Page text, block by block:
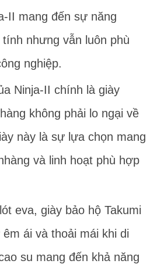
II mang đến sự năng
nhưng vẫn luôn phù
nghiệp.
Ninja-II chính là giày
không phải lo ngại về
này là sự lựa chọn mang
và linh hoạt phù hợp
eva, giày bảo hộ Takumi
ái và thoải mái khi di
su mang đến khả năng